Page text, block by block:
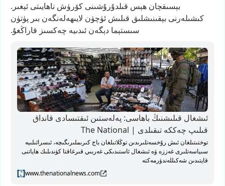
بېسىقچان ھېس قىلدۇرۇشىنى كۆرۈش ناھايىتى ئېغىر.
كىشىلەرنى بېقىنىشلىق قىلىش ئۈچۈن لايىھەلەنگەن بىر پۈتۈن
سىستېما دېگەن ئىدىيە چەكسىز قاراڭغۇ.
ئىشغال قىلىشنىڭ باھاسى: پەلەستىن ئىقتىسادى قانداق
قىلىپ چەككە تىقىلدى | The National
توختىتىلغان ئىش رۇخسەتلىرىدىن توڭلاتىلغان باج كىرىملىرىگىچە، ئىسرائىلىيە
سىياسەتلىرى غەززە ۋە ئىشغال ئاستىدىكى غەربىي قىرغاقتا كۈندىلىك ھاياتنى
قايتىدىن شەكىللەندۈرمەكتە
www.thenationalnews.com